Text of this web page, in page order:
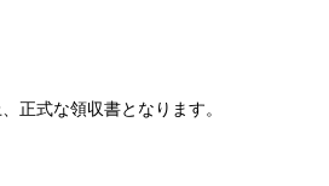
正式な領収書となります。